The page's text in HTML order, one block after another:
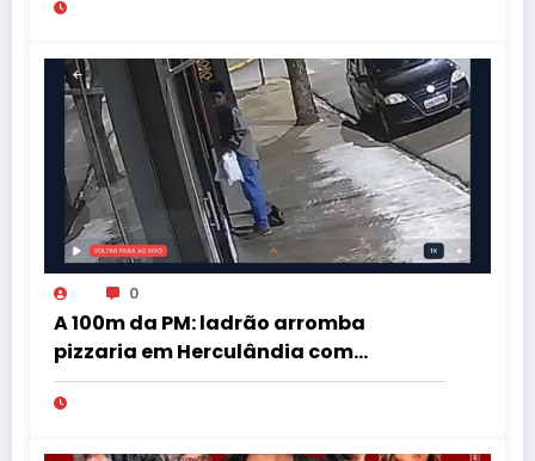
0
A 100m da PM: ladrão arromba
pizzaria em Herculândia com
patinete furtado